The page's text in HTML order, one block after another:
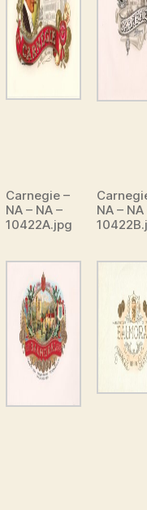
Carnegie –
NA – NA –
10422A.jpg
NA – NA